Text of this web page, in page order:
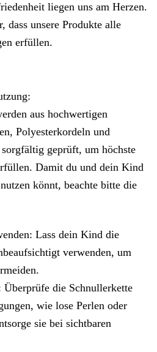
liegen uns am Herzen.
dass unsere Produkte alle
erfüllen.
aus hochwertigen
Polyesterkordeln und
geprüft, um höchste
Damit du und dein Kind
könnt, beachte bitte die
Lass dein Kind die
verwenden, um
die Schnullerkette
wie lose Perlen oder
sie bei sichtbaren